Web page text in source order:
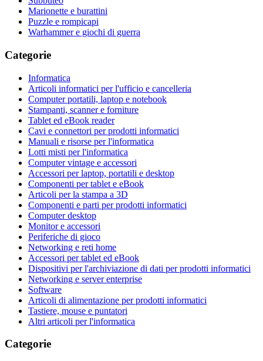
Marionette e burattini
Puzzle e rompicapi
Warhammer e giochi di guerra
Categorie
Informatica
Articoli informatici per l'ufficio e cancelleria
Computer portatili, laptop e notebook
Stampanti, scanner e forniture
Tablet ed eBook reader
Cavi e connettori per prodotti informatici
Manuali e risorse per l'informatica
Lotti misti per l'informatica
Computer vintage e accessori
Accessori per laptop, portatili e desktop
Componenti per tablet e eBook
Articoli per la stampa a 3D
Componenti e parti per prodotti informatici
Computer desktop
Monitor e accessori
Periferiche di gioco
Networking e reti home
Accessori per tablet ed eBook
Dispositivi per l'archiviazione di dati per prodotti informatici
Networking e server enterprise
Software
Articoli di alimentazione per prodotti informatici
Tastiere, mouse e puntatori
Altri articoli per l'informatica
Categorie